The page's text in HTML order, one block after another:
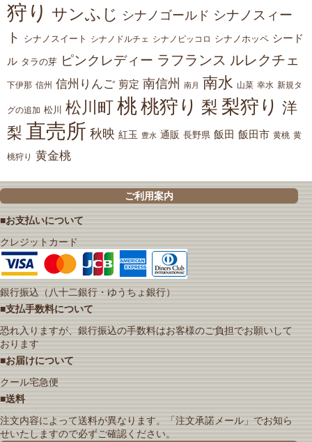
狩り サンふじ シナノゴールド シナノスィー
ト
シナノスイート シナノドルチェ シナノピッコロ シナノホッペ シード
ル タラの芽 ピンクレディー ラフランス ルレクチェ
下伊那 信州 信州りんご 剪定 南信州 南月 南水 山菜 幸水 新規タ
グの追加 松川 松川町 桃桃狩り 梨 梨狩り 洋
梨 直売所 秋映 紅玉 豊水 通販 長野県 飯田 飯田市 黄桃 黄
桃狩り 黄金桃
ご利用案内
■お支払いについて
クレジットカード
銀行振込（八十二銀行・ゆうちょ銀行）
■支払手数料について
恐れ入りますが、銀行振込の手数料はお客様のご負担でお願いして
おります
■お届けについて
クール宅急便
■送料
注文内容によって送料が異なります。「注文承諾メール」でお知ら
せいたしますので必ずご確認ください。